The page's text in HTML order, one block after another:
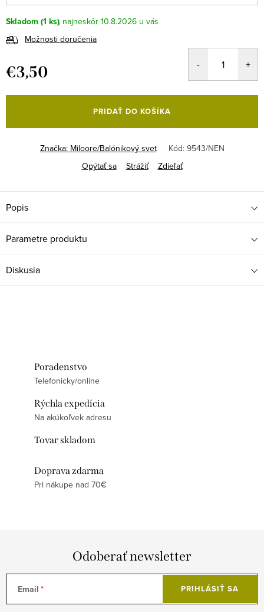
Skladom (1 ks)
10.8.2026
Možnosti doručenia
€3,50
cena:
PRIDAŤ DO KOŠÍKA
Značka: Miloore/Balónikový svet Kód: 9543/NEN
Opýtať sa
Strážiť Zdieľať
Popis
Parametre produktu
Diskusia
Poradenstvo
Telefonicky/online
Rýchla expedícia
Na akúkoľvek adresu
Tovar skladom
Doprava zdarma
Pri nákupe nad 70€
Odoberať newsletter
Email PRIHLÁSIŤ SA